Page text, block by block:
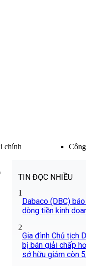
chính
TIN ĐỌC NHIỀU
1
Dabaco (DBC)
dòng tiền kinh
2
Gia đình Chủ tịch
bị bán giải chấp
sở hữu giảm còn